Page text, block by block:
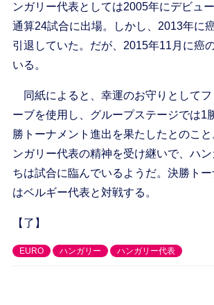
ンガリー代表としては2005年にデビュ
通算24試合に出場。しかし、2013年に
引退していた。だが、2015年11月に癌
いる。
同紙によると、幸運のお守りとしてフ
ーブを使用し、グループステージでは1
勝トーナメント進出を果たしたとのこ
ンガリー代表の精神を受け継いで、ハ
ちは試合に臨んでいるようだ。決勝ト
はベルギー代表と対戦する。
【了】
EURO ハンガリー ハンガリー代表